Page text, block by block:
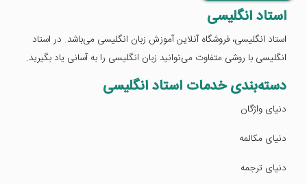
استاد انگلیسی
استاد انگلیسی، فروشگاه آنلاین آموزش زبان انگلیسی می‌باشد. در استاد
انگلیسی با روشی متفاوت می‌توانید زبان انگلیسی را به آسانی یاد بگیرید.
دسته‌بندی خدمات استاد انگلیسی
دنیای واژگان
دنیای مکالمه
دنیای ترجمه